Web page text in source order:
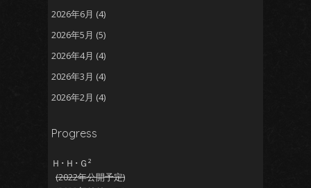
2026年6月 (4)
2026年5月 (5)
2026年4月 (4)
2026年3月 (4)
2026年2月 (4)
2025年12月
2025年11月
2025年10月(4)
Progress
Ｈ･Ｈ･Ｇ²
(2022年公開予定)